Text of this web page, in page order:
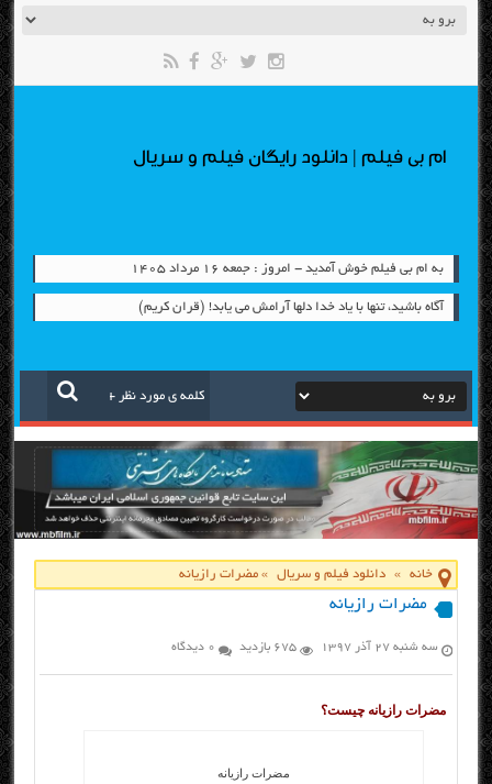
ام بی فیلم | دانلود رایگان فیلم و سریال
به ام بی فیلم خوش آمدید - امروز : جمعه ۱۶ مرداد ۱۴۰۵
آگاه باشيد، تنها با ياد خدا دلها آرامش می ‏يابد! (قران کریم)
خانه » دانلود فیلم و سریال »مضرات رازیانه
مضرات رازیانه
سه شنبه ۲۷ آذر ۱۳۹۷ 675 بازدید 0 دیدگاه
مضرات رازیانه چیست؟
مضرات رازیانه